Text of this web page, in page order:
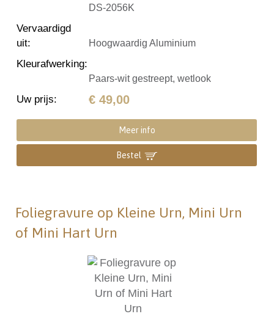
DS-2056K
Vervaardigd
uit: Hoogwaardig Aluminium
Kleurafwerking:
Paars-wit gestreept, wetlook
Uw prijs: € 49,00
Meer info
Bestel
Foliegravure op Kleine Urn, Mini Urn
of Mini Hart Urn